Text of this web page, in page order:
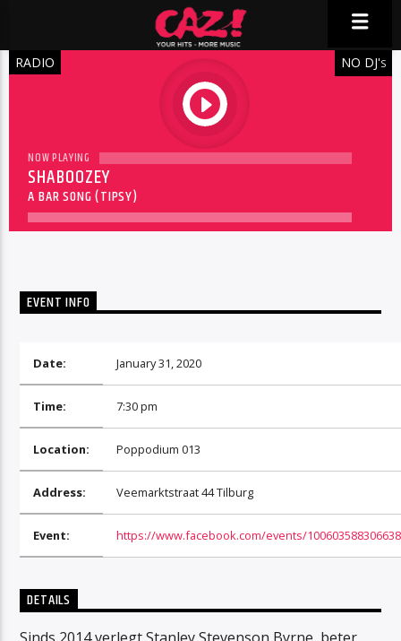
RADIO
play
NO DJ'S
NOW PLAYING
SHABOOZEY
A BAR SONG (TIPSY)
EVENT INFO
Date: January 31, 2020
Time: 7:30 pm
Location: Poppodium 013
Address: Veemarktstraat 44 Tilburg
Event: https://www.facebook.com/events/
DETAILS